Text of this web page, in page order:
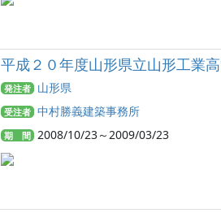
平成２０年度山形県立山形工業
発注者 山形県
受注者 中村勝義建築事務所
期 間 2008/10/23～2009/03/23